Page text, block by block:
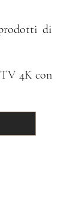
di
4K con